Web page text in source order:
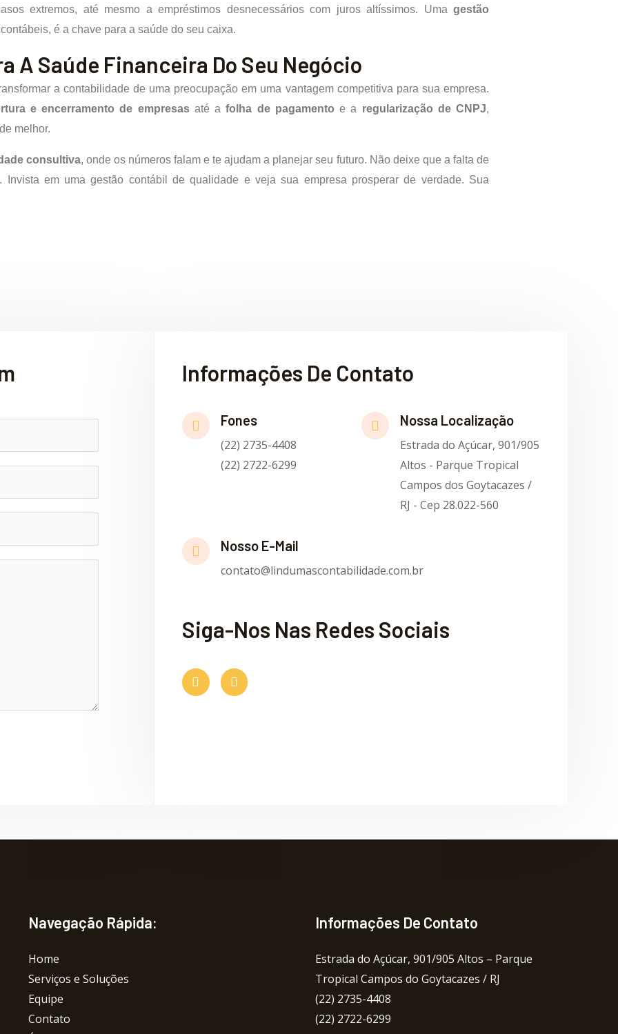
extremos, até mesmo a empréstimos desnecessários com juros altíssimos. Uma gestão
é a chave para a saúde do seu caixa.
A Saúde Financeira Do Seu Negócio
a contabilidade de uma preocupação em uma vantagem competitiva para sua empresa.
e encerramento de empresasaté afolha de pagamento e a regularização de CNPJ,
melhor.
consultiva, onde os números falam e te ajudam a planejar seu futuro. Não deixe que a falta de
em uma gestão contábil de qualidade e veja sua empresa prosperar de verdade. Sua
Informações De Contato
Fones
(22) 2735-4408
(22) 2722-6299
Nosso E-Mail
contato@lindumascontabilidade.com.br
Nossa Localização
Estrada do Açúcar, 901/905
Altos - Parque Tropical
Campos dos Goytacazes /
RJ - Cep 28.022-560
Siga-Nos Nas Redes Sociais
F
a
c
I
n
s
Navegação Rápida:
Home
Serviços e Soluções
Equipe
Contato
Informações De Contato
Estrada do Açúcar, 901/905 Altos – Parque
Tropical Campos do Goytacazes / RJ
(22) 2735-4408
(22) 2722-6299